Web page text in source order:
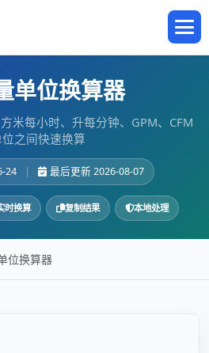
单位换算器
米每小时、升每分钟、GPM、CFM
之间快速换算
24 | 最后更新 2026-08-07
时换算 复制结果 本地处理
位换算器